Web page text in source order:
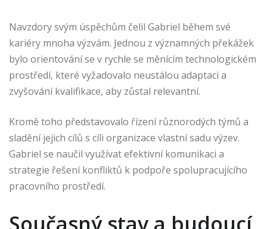
Navzdory svým úspěchům čelil Gabriel během své
kariéry mnoha výzvám. Jednou z významných překážek
bylo orientování se v rychle se měnícím technologickém
prostředí, které vyžadovalo neustálou adaptaci a
zvyšování kvalifikace, aby zůstal relevantní.
Kromě toho představovalo řízení různorodých týmů a
sladění jejich cílů s cíli organizace vlastní sadu výzev.
Gabriel se naučil využívat efektivní komunikaci a
strategie řešení konfliktů k podpoře spolupracujícího
pracovního prostředí.